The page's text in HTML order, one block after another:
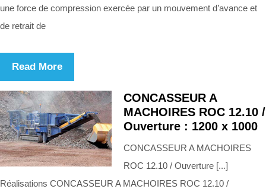
une force de compression exercée par un mouvement d’avance et
de retrait de
Read More
CONCASSEUR A
MACHOIRES ROC 12.10 /
Ouverture : 1200 x 1000
CONCASSEUR A MACHOIRES
ROC 12.10 / Ouverture [...]
Réalisations CONCASSEUR A MACHOIRES ROC 12.10 /